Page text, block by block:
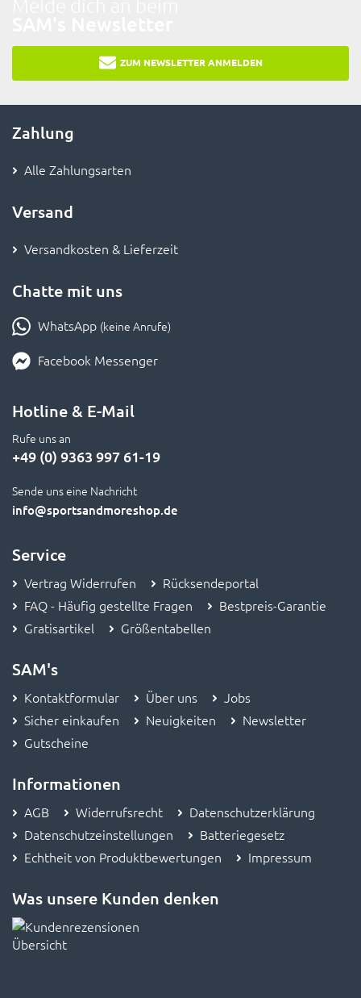
ZUM NEWSLETTER ANMELDEN
Zahlung
Alle Zahlungsarten
Versand
Versandkosten & Lieferzeit
Chatte mit uns
WhatsApp (keine Anrufe)
Facebook Messenger
Hotline & E-Mail
Rufe uns an
+49 (0) 9363 997 61-19
Sende uns eine Nachricht
info@sportsandmoreshop.de
Service
Vertrag Widerrufen
Rücksendeportal
FAQ - Häufig gestellte Fragen
Bestpreis-Garantie
Gratisartikel
Größentabellen
SAM's
Kontaktformular Über uns
Jobs
Sicher einkaufen
Neuigkeiten
Newsletter
Gutscheine
Informationen
AGB Widerrufsrecht
Datenschutzerklärung
Datenschutzeinstellungen
Batteriegesetz
Echtheit von Produktbewertungen
Impressum
Was unsere Kunden denken